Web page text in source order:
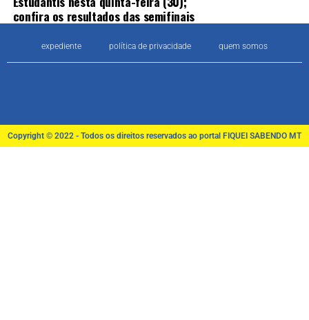
confira os resultados das semifinais
expediente política de privacidade quem somos
Copyright © 2022 - Todos os direitos reservados ao portal FIQUEI SABENDO MT